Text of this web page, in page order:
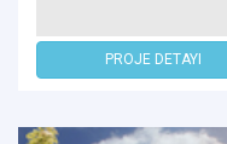
PROJE DETAYI